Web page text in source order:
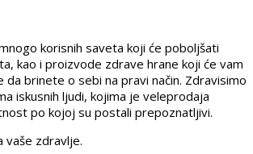
korisnih saveta koji će poboljšati
kao i proizvode zdrave hrane koji će vam
da brinete o sebi na pravi način. Zdravisimo
iskusnih ljudi, kojima je veleprodaja
po kojoj su postali prepoznatljivi.
vaše zdravlje.